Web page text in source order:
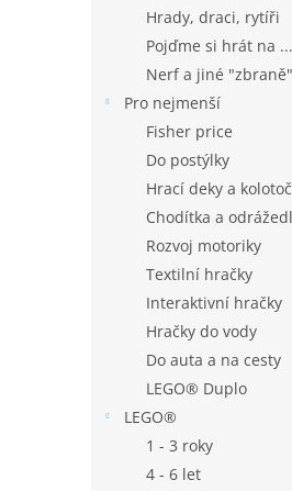
Hrady, draci, rytíři
Pojďme si hrát na ...
Nerf a jiné "zbraně"
Pro nejmenší
Fisher price
Do postýlky
Hrací deky a
Chodítka a
Rozvoj motoriky
Textilní hračky
Interaktivní hračky
Hračky do vody
Do auta a na cesty
LEGO® Duplo
LEGO®
1 - 3 roky
4 - 6 let